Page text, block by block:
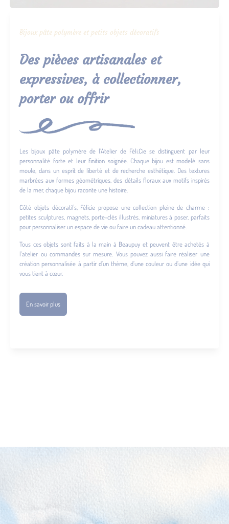
Bijoux pâte polymère et petits objets décoratifs
Des pièces artisanales et
expressives, à collectionner,
porter ou offrir
Les bijoux pâte polymère de l’Atelier de Féli.Cie se distinguent par leur
personnalité forte et leur finition soignée. Chaque bijou est modelé sans
moule, dans un esprit de liberté et de recherche esthétique. Des textures
marbrées aux formes géométriques, des détails floraux aux motifs inspirés
de la mer, chaque bijou raconte une histoire.
Côté objets décoratifs, Félicie propose une collection pleine de charme :
petites sculptures, magnets, porte-clés illustrés, miniatures à poser, parfaits
pour personnaliser un espace de vie ou faire un cadeau attentionné.
Tous ces objets sont faits à la main à Beaupuy et peuvent être achetés à
l’atelier ou commandés sur mesure. Vous pouvez aussi faire réaliser une
création personnalisée à partir d’un thème, d’une couleur ou d’une idée qui
vous tient à cœur.
En savoir plus